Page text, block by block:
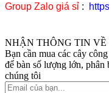
Group Zalo giá sỉ :
NHẬN THÔNG TIN
Bạn cần mua các cây
để bàn số lượng lớn,
chúng tôi